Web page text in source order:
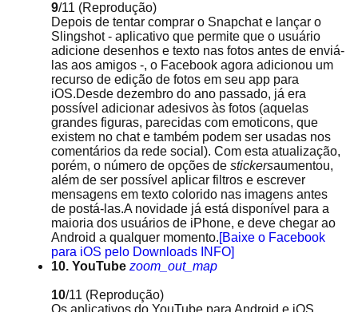
9/11 (Reprodução)
Depois de tentar comprar o Snapchat e lançar o
Slingshot - aplicativo que permite que o usuário
adicione desenhos e texto nas fotos antes de enviá-
las aos amigos -, o Facebook agora adicionou um
recurso de edição de fotos em seu app para
iOS.Desde dezembro do ano passado, já era
possível adicionar adesivos às fotos (aquelas
grandes figuras, parecidas com emoticons, que
existem no chat e também podem ser usadas nos
comentários da rede social). Com esta atualização,
porém, o número de opções de stickersaumentou,
além de ser possível aplicar filtros e escrever
mensagens em texto colorido nas imagens antes
de postá-las.A novidade já está disponível para a
maioria dos usuários de iPhone, e deve chegar ao
Android a qualquer momento.[Baixe o Facebook
para iOS pelo Downloads INFO]
10. YouTube zoom_out_map
10/11 (Reprodução)
Os aplicativos do YouTube para Android e iOS